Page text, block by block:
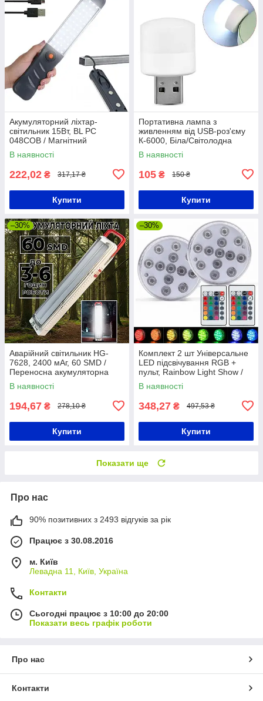
Акумуляторний ліхтар-
світильник 15Вт, BL PC
048COB / Магнітний
світлодіодний ліхтарик з
гачком
В наявності
222,02 ₴ 317,17 ₴
Купити
Портативна лампа з
живленням від USB-роз'єму
К-6000, Біла/Світолодна
лампа-ліхтар/ Мініліхтарик
В наявності
105 ₴ 150 ₴
Купити
–30%
Аварійний світильник HG-
7628, 2400 мАг, 60 SMD /
Переносна акумуляторна
LED лампа-ліхтар
В наявності
194,67 ₴ 278,10 ₴
Купити
–30%
Комплект 2 шт Універсальне
LED підсвічування RGB +
пульт, Rainbow Light Show /
Водонепроникний світильник
В наявності
348,27 ₴ 497,53 ₴
Купити
Показати ще
Про нас
90% позитивних з 2493 відгуків за рік
Працює з 30.08.2016
м. Київ
Левадна 11, Київ, Україна
Контакти
Сьогодні працює з 10:00 до 20:00
Показати весь графік роботи
Про нас
Контакти